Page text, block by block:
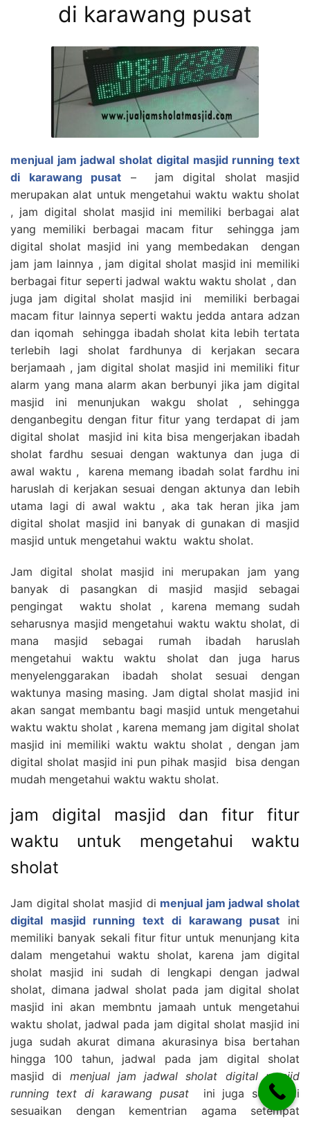
di karawang pusat
menjual jam jadwal sholat digital masjid running text
di karawang pusat
– jam digital sholat masjid
merupakan alat untuk mengetahui waktu waktu sholat
, jam digital sholat masjid ini memiliki berbagai alat
yang memiliki berbagai macam fitur sehingga jam
digital sholat masjid ini yang membedakan dengan
jam jam lainnya , jam digital sholat masjid ini memiliki
berbagai fitur seperti jadwal waktu waktu sholat , dan
juga jam digital sholat masjid ini memiliki berbagai
macam fitur lainnya seperti waktu jedda antara adzan
dan iqomah sehingga ibadah sholat kita lebih tertata
terlebih lagi sholat fardhunya di kerjakan secara
berjamaah , jam digital sholat masjid ini memiliki fitur
alarm yang mana alarm akan berbunyi jika jam digital
masjid ini menunjukan wakgu sholat , sehingga
denganbegitu dengan fitur fitur yang terdapat di jam
digital sholat masjid ini kita bisa mengerjakan ibadah
sholat fardhu sesuai dengan waktunya dan juga di
awal waktu , karena memang ibadah solat fardhu ini
haruslah di kerjakan sesuai dengan aktunya dan lebih
utama lagi di awal waktu , aka tak heran jika jam
digital sholat masjid ini banyak di gunakan di masjid
masjid untuk mengetahui waktu waktu sholat.
Jam digital sholat masjid ini merupakan jam yang
banyak di pasangkan di masjid masjid sebagai
pengingat waktu sholat , karena memang sudah
seharusnya masjid mengetahui waktu waktu sholat, di
mana masjid sebagai rumah ibadah haruslah
mengetahui waktu waktu sholat dan juga harus
menyelenggarakan ibadah sholat sesuai dengan
waktunya masing masing. Jam digtal sholat masjid ini
akan sangat membantu bagi masjid untuk mengetahui
waktu waktu sholat , karena memang jam digital sholat
masjid ini memiliki waktu waktu sholat , dengan jam
digital sholat masjid ini pun pihak masjid bisa dengan
mudah mengetahui waktu waktu sholat.
jam digital masjid dan fitur fitur
waktu untuk mengetahui waktu
sholat
Jam digital sholat masjid di menjual jam jadwal sholat
digital masjid running text di karawang pusat ini
memiliki banyak sekali fitur fitur untuk menunjang kita
dalam mengetahui waktu sholat, karena jam digital
sholat masjid ini sudah di lengkapi dengan jadwal
sholat, dimana jadwal sholat pada jam digital sholat
masjid ini akan membntu jamaah untuk mengetahui
waktu sholat, jadwal pada jam digital sholat masjid ini
juga sudah akurat dimana akurasinya bisa bertahan
hingga 100 tahun, jadwal pada jam digital sholat
masjid di menjual jam jadwal sholat digital masjid
running text di karawang pusat
ini juga sudah di
sesuaikan dengan kementrian agama setempat